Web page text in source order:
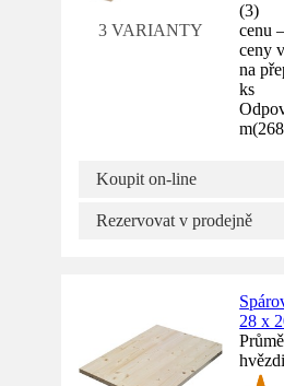
3 VARIANTY
(3)
cenu
ceny
na
ks
m(
Koupit on-line
Rezervovat v prodejně
28 x